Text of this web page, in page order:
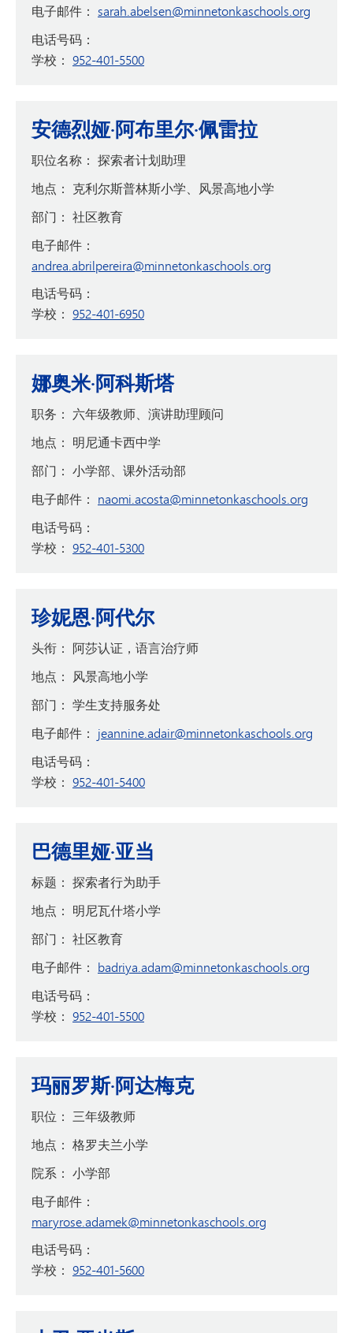
电子邮件： sarah.abelsen@minnetonkaschools.org
电话号码：
学校： 952-401-5500
安德烈娅·阿布里尔·佩雷拉
职位名称： 探索者计划助理
地点： 克利尔斯普林斯小学、风景高地小学
部门： 社区教育
电子邮件：
andrea.abrilpereira@minnetonkaschools.org
电话号码：
学校： 952-401-6950
娜奥米·阿科斯塔
职务： 六年级教师、演讲助理顾问
地点： 明尼通卡西中学
部门： 小学部、课外活动部
电子邮件： naomi.acosta@minnetonkaschools.org
电话号码：
学校： 952-401-5300
珍妮恩·阿代尔
头衔： 阿莎认证，语言治疗师
地点： 风景高地小学
部门： 学生支持服务处
电子邮件： jeannine.adair@minnetonkaschools.org
电话号码：
学校： 952-401-5400
巴德里娅·亚当
标题： 探索者行为助手
地点： 明尼瓦什塔小学
部门： 社区教育
电子邮件： badriya.adam@minnetonkaschools.org
电话号码：
学校： 952-401-5500
玛丽罗斯·阿达梅克
职位： 三年级教师
地点： 格罗夫兰小学
院系： 小学部
电子邮件：
maryrose.adamek@minnetonkaschools.org
电话号码：
学校： 952-401-5600